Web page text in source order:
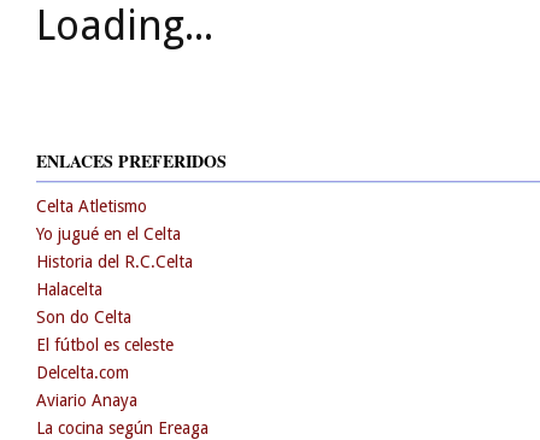
Loading...
ENLACES PREFERIDOS
Celta Atletismo
Yo jugué en el Celta
Historia del R.C.Celta
Halacelta
Son do Celta
El fútbol es celeste
Delcelta.com
Aviario Anaya
La cocina según Ereaga